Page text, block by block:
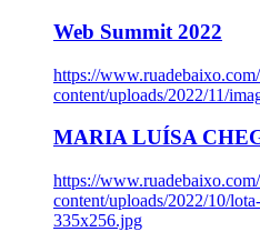
Web Summit 2022
https://
content/uploads/2022/11/
MARIA LUÍSA
https://
content/uploads/2022/10/
335x256.jpg